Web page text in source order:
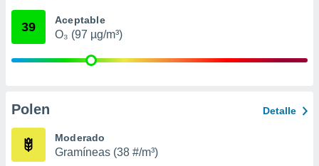
mediante
publicidad
de
39 Aceptable
O₃ (97 µg/m³)
Polen Detalle
Moderado
Gramíneas (38 #/m³)